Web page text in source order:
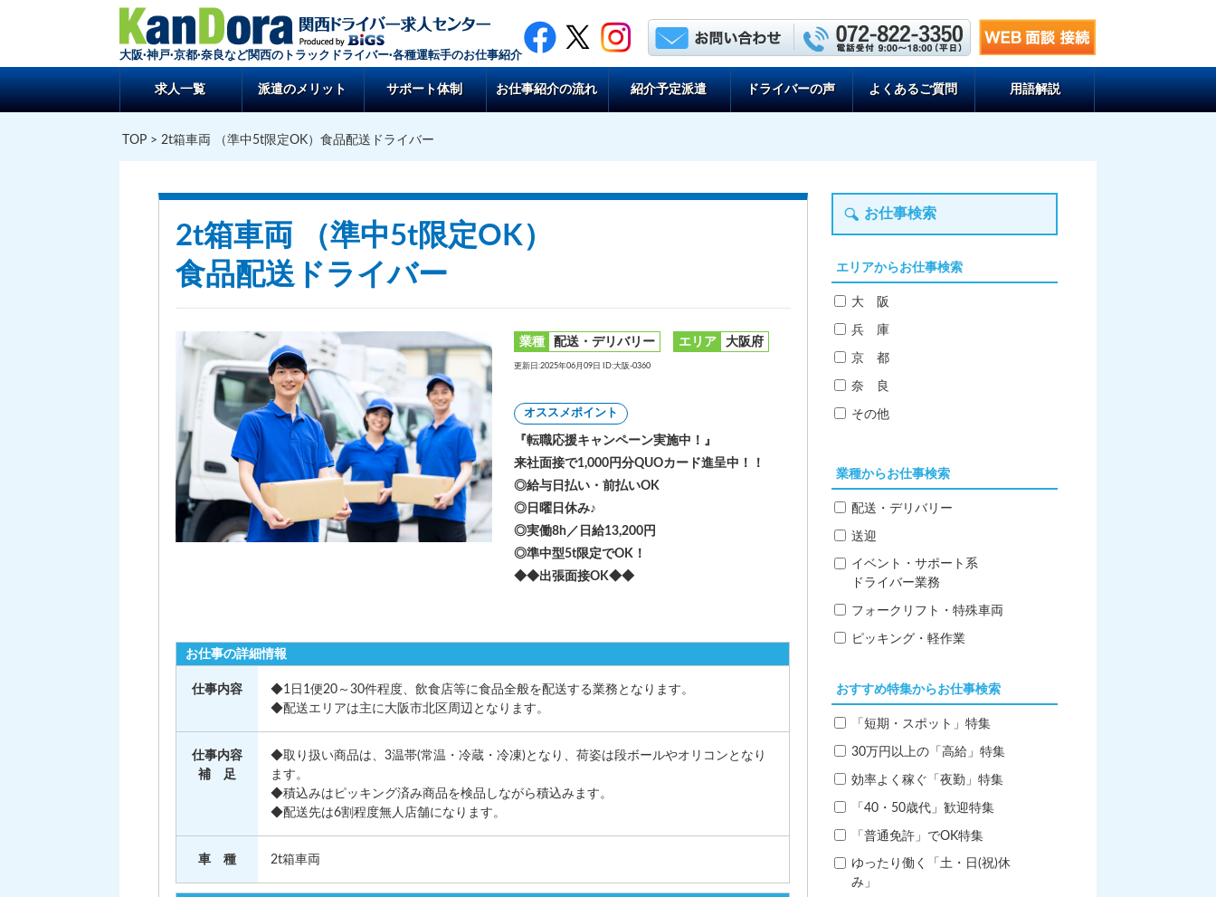
大阪·神戸·京都·奈良など関西のトラックドライバー·各種運転手のお仕事紹介
求人一覧 派遣のメリット サポート体制 お仕事紹介の流れ 紹介予定派遣 ドライバーの声 よくあるご質問 用語解説
TOP> 2t箱車両 （準中5t限定OK）食品配送ドライバー
2t箱車両 （準中5t限定OK）
食品配送ドライバー
業種 配送・デリバリー エリア 大阪府
更新日:2025年06月09日 ID:大阪-0360
オススメポイント
『転職応援キャンペーン実施中！』
来社面接で1,000円分QUOカード進呈中！！
◎給与日払い・前払いOK
◎日曜日休み♪
◎実働8h／日給13,200円
◎準中型5t限定でOK！
◆◆出張面接OK◆◆
お仕事の詳細情報
仕事内容
◆1日1便20～30件程度、飲食店等に食品全般を配送する業務となります。
◆配送エリアは主に大阪市北区周辺となります。
仕事内容
補 足
◆取り扱い商品は、3温帯(常温・冷蔵・冷凍)となり、荷姿は段ボールやオリコンとなり
ます。
◆積込みはピッキング済み商品を検品しながら積込みます。
◆配送先は6割程度無人店舗になります。
車 種 2t箱車両
お仕事検索
エリアからお仕事検索
大 阪
兵 庫
京 都
奈 良
その他
業種からお仕事検索
配送・デリバリー
送迎
イベント・サポート系
ドライバー業務
フォークリフト・特殊車両
ピッキング・軽作業
おすすめ特集からお仕事検索
「短期・スポット」特集
30万円以上の「高給」特集
効率よく稼ぐ「夜勤」特集
「40・50歳代」歓迎特集
「普通免許」でOK特集
ゆったり働く「土・日(祝)休
み」